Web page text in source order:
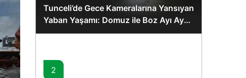
Tunceli’de Gece Kameralarına Yansıyan
Yaban Yaşamı: Domuz ile Boz Ayı Aynı
Karede
2